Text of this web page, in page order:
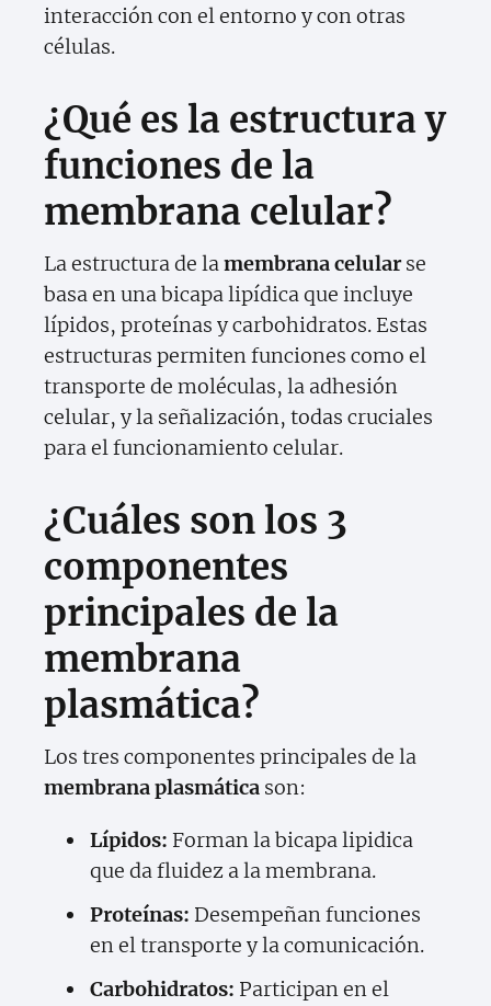
interacción con el entorno y con otras
células.
¿Qué es la estructura y
funciones de la
membrana celular?
La estructura de lamembrana celularse
basa en una bicapa lipídica que incluye
lípidos, proteínas y carbohidratos. Estas
estructuras permiten funciones como el
transporte de moléculas, la adhesión
celular, y la señalización, todas cruciales
para el funcionamiento celular.
¿Cuáles son los 3
componentes
principales de la
membrana
plasmática?
Los tres componentes principales de la
membrana plasmática son:
Lípidos: Forman la bicapa lipidica
que da fluidez a la membrana.
Proteínas: Desempeñan funciones
en el transporte y la comunicación.
Carbohidratos: Participan en el